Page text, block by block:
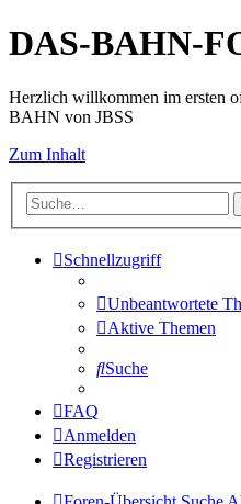
DAS-BAHN-
Herzlich willkommen im ersten
BAHN von JBSS
Zum Inhalt
Schnellzugriff
Unbeantwortete
Aktive Themen
Suche
FAQ
Anmelden
Registrieren